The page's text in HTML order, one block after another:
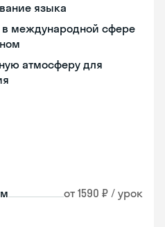
языка
в международной сфере
атмосферу для
от 1590 ₽ / урок